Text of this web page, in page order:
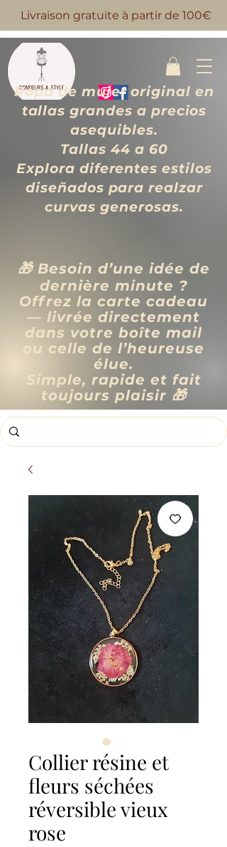
Livraison gratuite à partir de 100€
Ropa de mujer original en
tallas grandes a precios
asequibles.
Tallas 44 a 60
Explora diferentes estilos
diseñados para realzar
curvas generosas.
🎁 Besoin d’une idée de
dernière minute ?
Offrez la carte cadeau
— livrée directement
dans votre boîte mail
ou celle de l’heureuse
élue.
Simple, rapide et fait
toujours plaisir 🎁
Collier résine et
fleurs séchées
réversible vieux
rose